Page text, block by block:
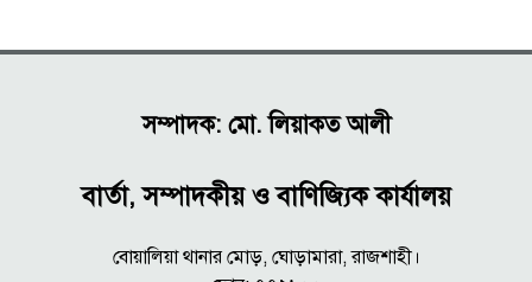
সম্পাদক: মো. লিয়াকত আলী
বার্তা, সম্পাদকীয় ও বাণিজ্যিক কার্যালয়
বোয়ালিয়া থানার মোড়, ঘোড়ামারা, রাজশাহী।